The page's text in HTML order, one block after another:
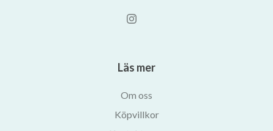
Läs mer
Om oss
Köpvillkor